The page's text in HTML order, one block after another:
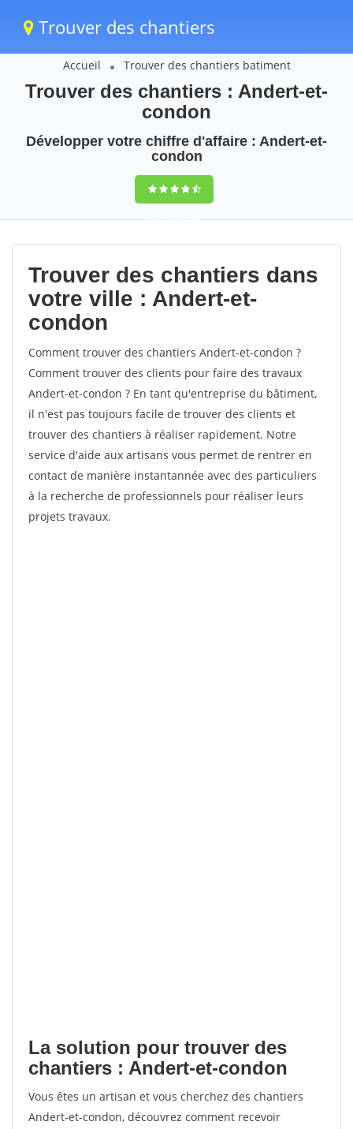
Trouver des chantiers
Accueil Trouver des chantiers batiment
Trouver des chantiers : Andert-et-
condon
Développer votre chiffre d'affaire : Andert-et-
condon
9,5(100%)46
votes
Trouver des chantiers dans
votre ville : Andert-et-
condon
Comment trouver des chantiers Andert-et-condon ?
Comment trouver des clients pour faire des travaux
Andert-et-condon ? En tant qu'entreprise du bâtiment,
il n'est pas toujours facile de trouver des clients et
trouver des chantiers à réaliser rapidement. Notre
service d'aide aux artisans vous permet de rentrer en
contact de manière instantannée avec des particuliers
à la recherche de professionnels pour réaliser leurs
projets travaux.
La solution pour trouver des
chantiers : Andert-et-condon
Vous êtes un artisan et vous cherchez des chantiers
Andert-et-condon, découvrez comment recevoir